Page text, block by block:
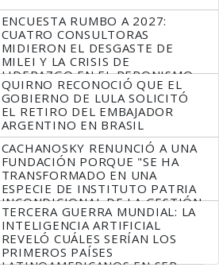
ENCUESTA RUMBO A 2027:
CUATRO CONSULTORAS
MIDIERON EL DESGASTE DE
MILEI Y LA CRISIS DE
LIDERAZGO EN EL PERONISMO
QUIRNO RECONOCIÓ QUE EL
GOBIERNO DE LULA SOLICITÓ
EL RETIRO DEL EMBAJADOR
ARGENTINO EN BRASIL
CACHANOSKY RENUNCIÓ A UNA
FUNDACIÓN PORQUE "SE HA
TRANSFORMADO EN UNA
ESPECIE DE INSTITUTO PATRIA
INCONDICIONAL DE LA GESTIÓN
DE MILEI"
TERCERA GUERRA MUNDIAL: LA
INTELIGENCIA ARTIFICIAL
REVELÓ CUÁLES SERÍAN LOS
PRIMEROS PAÍSES
LATINOAMERICANOS EN SER